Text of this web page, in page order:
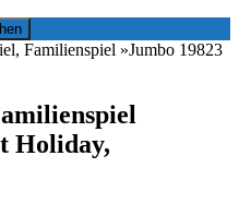
Familienspiel »Jumbo 19823
Holiday,